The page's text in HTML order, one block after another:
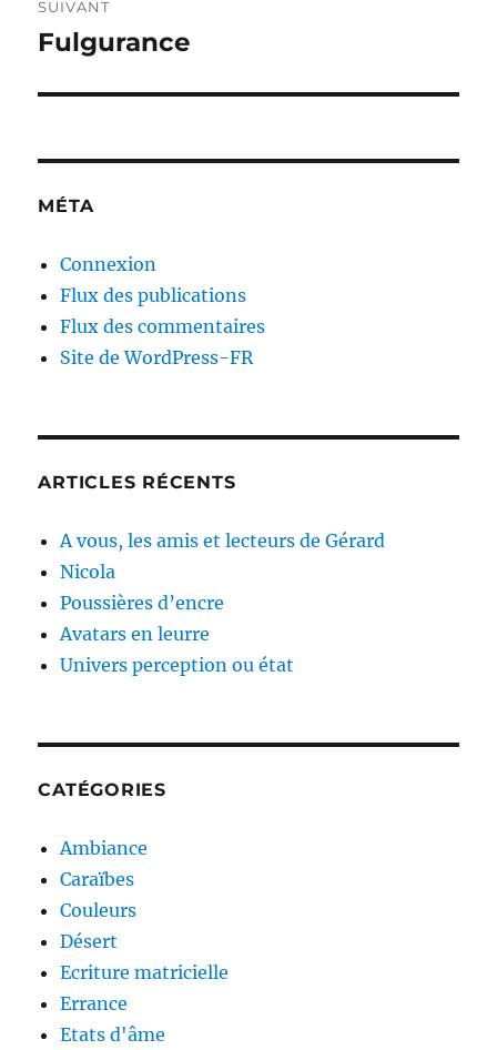
SUIVANT
Publication
Fulgurance
MÉTA
Connexion
Flux des publications
Flux des commentaires
Site de WordPress-FR
ARTICLES RÉCENTS
A vous, les amis et lecteurs de Gérard
Nicola
Poussières d’encre
Avatars en leurre
Univers perception ou état
CATÉGORIES
Ambiance
Caraïbes
Couleurs
Désert
Ecriture matricielle
Errance
Etats d'âme